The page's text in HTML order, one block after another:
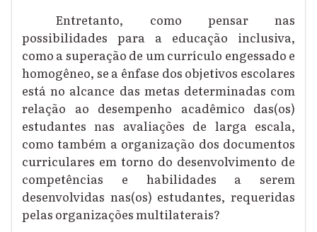
Entretanto, como pensar nas
possibilidades para a educação inclusiva,
como a superação de um currículo engessado e
homogêneo, se a ênfase dos objetivos escolares
está no alcance das metas determinadas com
relação ao desempenho acadêmico das(os)
estudantes nas avaliações de larga escala,
como também a organização dos documentos
curriculares em torno do desenvolvimento de
competências e habilidades a serem
desenvolvidas nas(os) estudantes, requeridas
pelas organizações multilaterais?